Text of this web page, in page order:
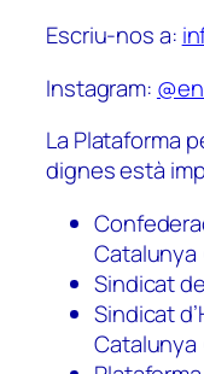
Escriu-nos a:
Instagram:
La Plataforma
dignes està
Catalunya
Sindicat
Sindicat
Catalunya